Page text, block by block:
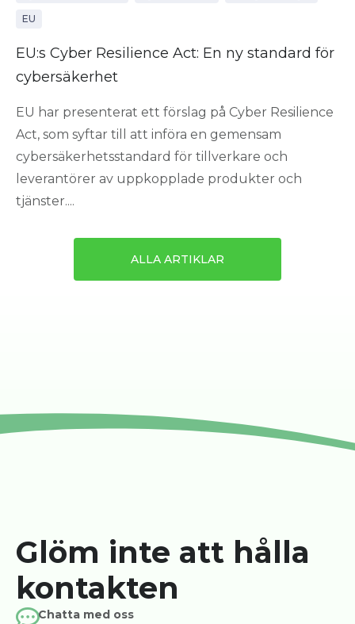
EU
EU:s Cyber Resilience Act: En ny standard för
cybersäkerhet
EU har presenterat ett förslag på Cyber Resilience
Act, som syftar till att införa en gemensam
cybersäkerhetsstandard för tillverkare och
leverantörer av uppkopplade produkter och
tjänster....
ALLA ARTIKLAR
Glöm inte att hålla
kontakten
Chatta med oss